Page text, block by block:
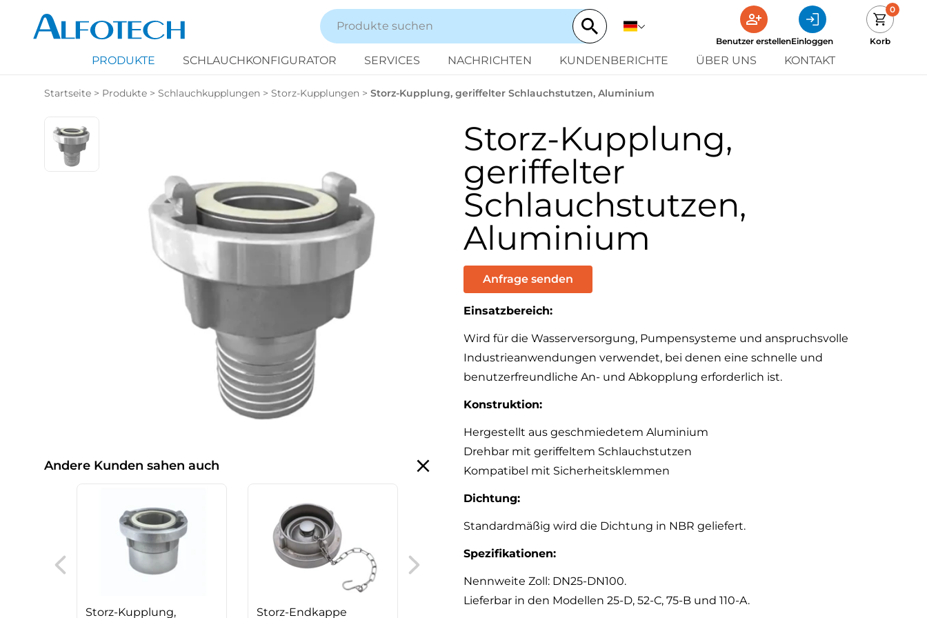
Benutzer erstellenEinloggen
0
Korb
PRODUKTE SCHLAUCHKONFIGURATOR SERVICES NACHRICHTEN KUNDENBERICHTE ÜBER UNS KONTAKT
Startseite > Produkte > Schlauchkupplungen > Storz-Kupplungen > Storz-Kupplung, geriffelter Schlauchstutzen, Aluminium
Andere Kunden sahen auch
Storz-Kupplung, Storz-Endkappe
Storz Profildichtung
Storz-Kupplung,
geriffelter
Schlauchstutzen,
Aluminium
Anfrage senden
Einsatzbereich:
Wird für die Wasserversorgung, Pumpensysteme und anspruchsvolle
Industrieanwendungen verwendet, bei denen eine schnelle und
benutzerfreundliche An- und Abkopplung erforderlich ist.
Konstruktion:
Hergestellt aus geschmiedetem Aluminium
Drehbar mit geriffeltem Schlauchstutzen
Kompatibel mit Sicherheitsklemmen
Dichtung:
Standardmäßig wird die Dichtung in NBR geliefert.
Spezifikationen:
Nennweite Zoll: DN25-DN100.
Lieferbar in den Modellen 25-D, 52-C, 75-B und 110-A.